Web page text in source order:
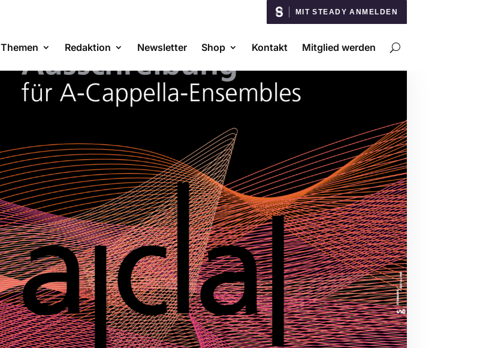
MIT STEADY ANMELDEN
Themen Redaktion Newsletter Shop Kontakt Mitglied werden